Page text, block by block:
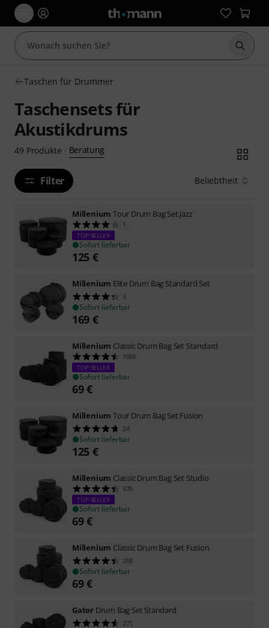
Suche
Taschen für Drummer
Taschensets für
Akustikdrums
49 Produkte · Beratung
Filter Beliebtheit
Millenium Tour Drum Bag Set Jazz
1
TOP-SELLER
Sofort lieferbar
125 €
Millenium Elite Drum Bag Standard Set
3
Sofort lieferbar
169 €
Millenium Classic Drum Bag Set Standard
1065
TOP-SELLER
Sofort lieferbar
69€
Millenium Tour Drum Bag Set Fusion
24
Sofort lieferbar
125 €
Millenium Classic Drum Bag Set Studio
375
TOP-SELLER
Sofort lieferbar
69€
Millenium Classic Drum Bag Set Fusion
268
Sofort lieferbar
69€
Gator Drum Bag Set Standard
271